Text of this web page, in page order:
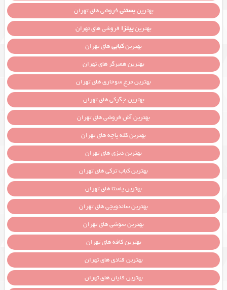
بهترینبستنی فروشی های تهران
بهترینپیتزا فروشی های تهران
بهترینکبابیهای تهران
بهترین همبرگر های تهران
بهترین مرغ سوخاری های تهران
بهترین جگرکی های تهران
بهترین آش فروشی های تهران
بهترین کله پاچه های تهران
بهترین دیزی های تهران
بهترین کباب ترکی های تهران
بهترین پاستا های تهران
بهترین ساندویچی های تهران
بهترین سوشی های تهران
بهترین کافه های تهران
بهترین قنادی های تهران
بهترین قلیان های تهران